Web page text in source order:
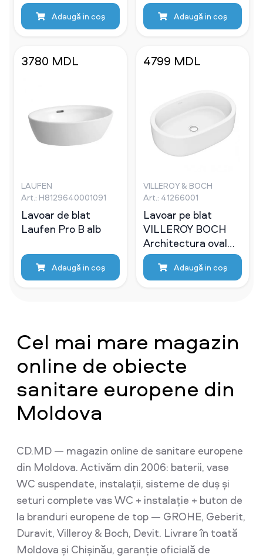
Adaugă in coş Adaugă in coş
3780 MDL
LAUFEN
Art.: H8129640001091
Lavoar de blat
Laufen Pro B alb
Adaugă in coş
4799 MDL
VILLEROY & BOCH
Art.: 41266001
Lavoar pe blat
VILLEROY BOCH
Architectura oval
600 - 400 mm
White AlpinAdaugă in coş
Cel mai mare magazin
online de obiecte
sanitare europene din
Moldova
CD.MD — magazin online de sanitare europene
din Moldova. Activăm din 2006: baterii, vase
WC suspendate, instalații, sisteme de duș și
seturi complete vas WC + instalație + buton de
la branduri europene de top — GROHE, Geberit,
Duravit, Villeroy & Boch, Devit. Livrare în toată
Moldova și Chișinău, garanție oficială de